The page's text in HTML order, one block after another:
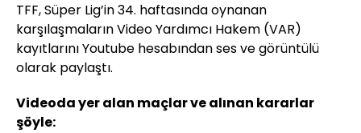
TFF, Süper Lig’in 34. haftasında oynanan
karşılaşmaların Video Yardımcı Hakem (VAR)
kayıtlarını Youtube hesabından ses ve görüntülü
olarak paylaştı.
Videoda yer alan maçlar ve alınan kararlar
şöyle: